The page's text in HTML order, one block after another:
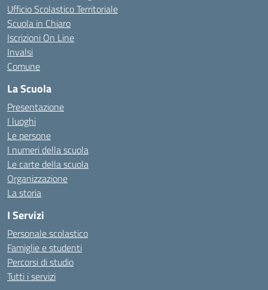
Ufficio Scolastico Territoriale
Scuola in Chiaro
Iscrizioni On Line
Invalsi
Comune
La Scuola
Presentazione
I luoghi
Le persone
I numeri della scuola
Le carte della scuola
Organizzazione
La storia
I Servizi
Personale scolastico
Famiglie e studenti
Percorsi di studio
Tutti i servizi